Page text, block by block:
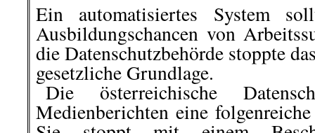
Ein automatisiertes System
Ausbildungschancen von
die Datenschutzbehörde stoppte
gesetzliche Grundlage.
..Die österreichische
Medienberichten eine